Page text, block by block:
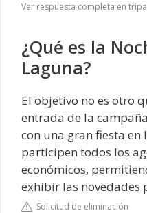
Ver respuesta completa en
¿Qué es la
Laguna?
El objetivo no es otro
entrada de la
con una gran fiesta en
participen todos los
económicos,
exhibir las novedades
Solicitud de eliminación